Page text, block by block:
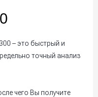
– это быстрый и
точный анализ
чего Вы получите